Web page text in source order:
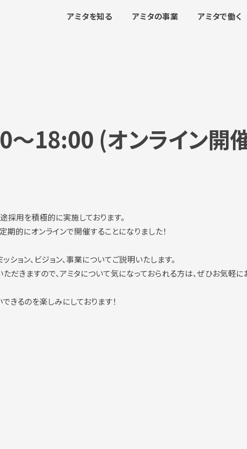
アミタを知る アミタの事業 アミタで働く
18:00 (オンライン開
採用を積極的に実施しております。
期的にオンラインで開催することになりました！
ョン、ビジョン、事業についてご説明いたします。
だきますので、アミタについて気になっておられる方は、ぜひお気軽に
きるのを楽しみにしております！